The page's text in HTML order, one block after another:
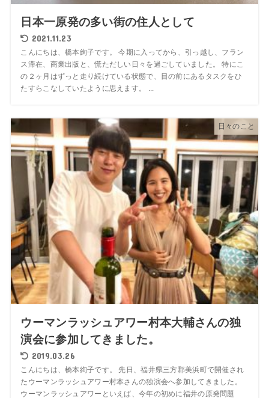
日本一原発の多い街の住人として
2021.11.23
こんにちは、橋本絢子です。 今期に入ってから、引っ越し、フラン
ス滞在、商業出版と、慌ただしい日々を過ごしていました。 特にこ
の２ヶ月はずっと走り続けている状態で、目の前にあるタスクをひ
たすらこなしていたように思えます。 ...
日々のこと
ウーマンラッシュアワー村本大輔さんの独
演会に参加してきました。
2019.03.26
こんにちは、橋本絢子です。 先日、福井県三方郡美浜町で開催され
たウーマンラッシュアワー村本さんの独演会へ参加してきました。
ウーマンラッシュアワーといえば、今年の初めに福井の原発問題